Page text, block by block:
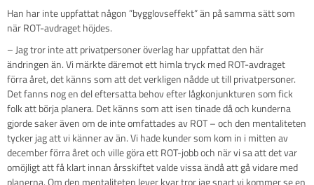
Han har inte uppfattat någon ”bygglovseffekt” än på samma sätt som
när ROT-avdraget höjdes.
– Jag tror inte att privatpersoner överlag har uppfattat den här
ändringen än. Vi märkte däremot ett himla tryck med ROT-avdraget
förra året, det känns som att det verkligen nådde ut till privatpersoner.
Det fanns nog en del eftersatta behov efter lågkonjunkturen som fick
folk att börja planera. Det känns som att isen tinade då och kunderna
gjorde saker även om de inte omfattades av ROT – och den mentaliteten
tycker jag att vi känner av än. Vi hade kunder som kom in i mitten av
december förra året och ville göra ett ROT-jobb och när vi sa att det var
omöjligt att få klart innan årsskiftet valde vissa ändå att gå vidare med
planerna. Om den mentaliteten lever kvar tror jag snart vi kommer se en